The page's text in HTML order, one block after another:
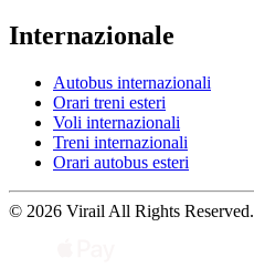
Internazionale
Autobus internazionali
Orari treni esteri
Voli internazionali
Treni internazionali
Orari autobus esteri
© 2026 Virail All Rights Reserved.